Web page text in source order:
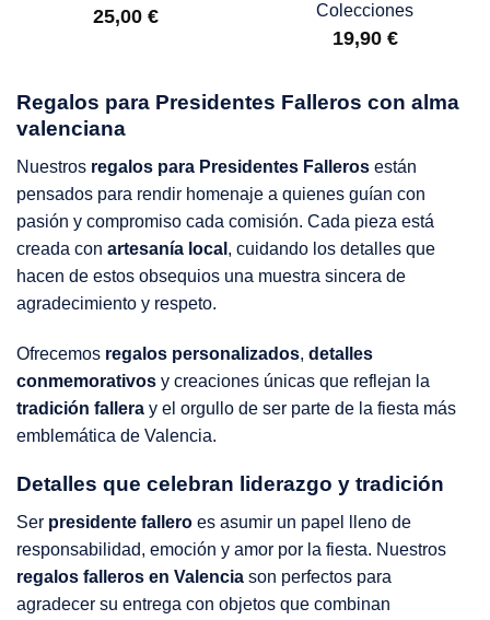
25,00 €
Colecciones
19,90 €
Regalos para Presidentes Falleros con alma
valenciana
Nuestros regalos para Presidentes Falleros están
pensados para rendir homenaje a quienes guían con
pasión y compromiso cada comisión. Cada pieza está
creada con artesanía local , cuidando los detalles que
hacen de estos obsequios una muestra sincera de
agradecimiento y respeto.
Ofrecemos regalos personalizados, detalles
conmemorativos y creaciones únicas que reflejan la
tradición fallera y el orgullo de ser parte de la fiesta más
emblemática de Valencia.
Detalles que celebran liderazgo y tradición
Ser presidente fallero es asumir un papel lleno de
responsabilidad, emoción y amor por la fiesta. Nuestros
regalos falleros en Valencia son perfectos para
agradecer su entrega con objetos que combinan